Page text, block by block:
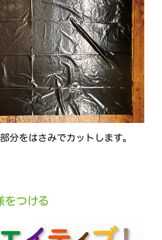
分をはさみでカットします。
をつける